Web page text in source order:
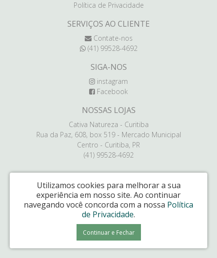
Política de Privacidade
SERVIÇOS AO CLIENTE
Contate-nos
(41) 99528-4692
SIGA-NOS
instagram
Facebook
NOSSAS LOJAS
Cativa Natureza - Curitiba
Rua da Paz, 608, box 519 - Mercado Municipal
Centro - Curitiba, PR
(41) 99528-4692
Utilizamos cookies para melhorar a sua
experiência em nosso site. Ao continuar
navegando você concorda com a nossa Política
de Privacidade.
Continuar e Fechar